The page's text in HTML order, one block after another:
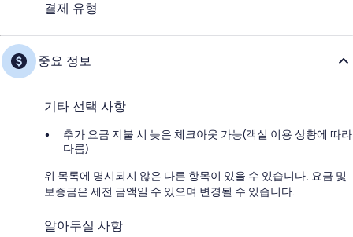
결제 유형
중요 정보
기타 선택 사항
추가 요금 지불 시 늦은 체크아웃 가능(객실 이용 상황에 따라
다름)
위 목록에 명시되지 않은 다른 항목이 있을 수 있습니다. 요금 및
보증금은 세전 금액일 수 있으며 변경될 수 있습니다.
알아두실 사항